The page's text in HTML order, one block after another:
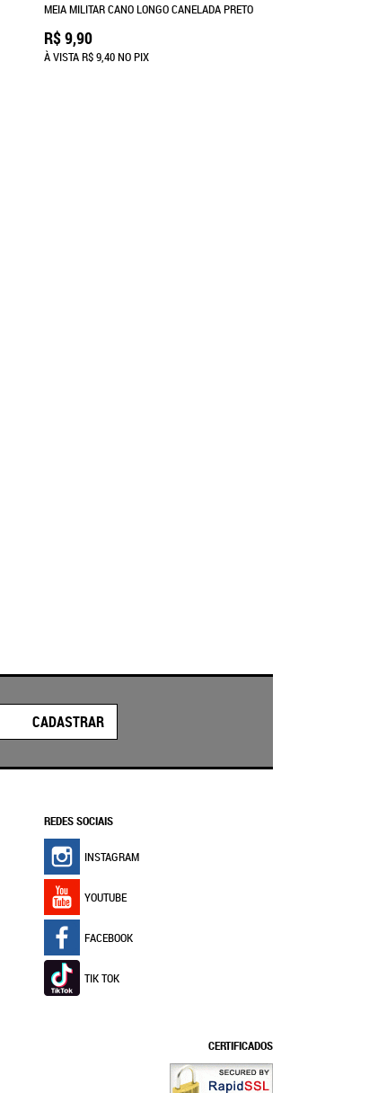
MEIA MILITAR CANO LONGO CANELADA PRETO
R$ 9,90
À VISTAR$ 9,40NO PIX
CADASTRAR
REDES SOCIAIS
INSTAGRAM
YOUTUBE
FACEBOOK
TIK TOK
CERTIFICADOS